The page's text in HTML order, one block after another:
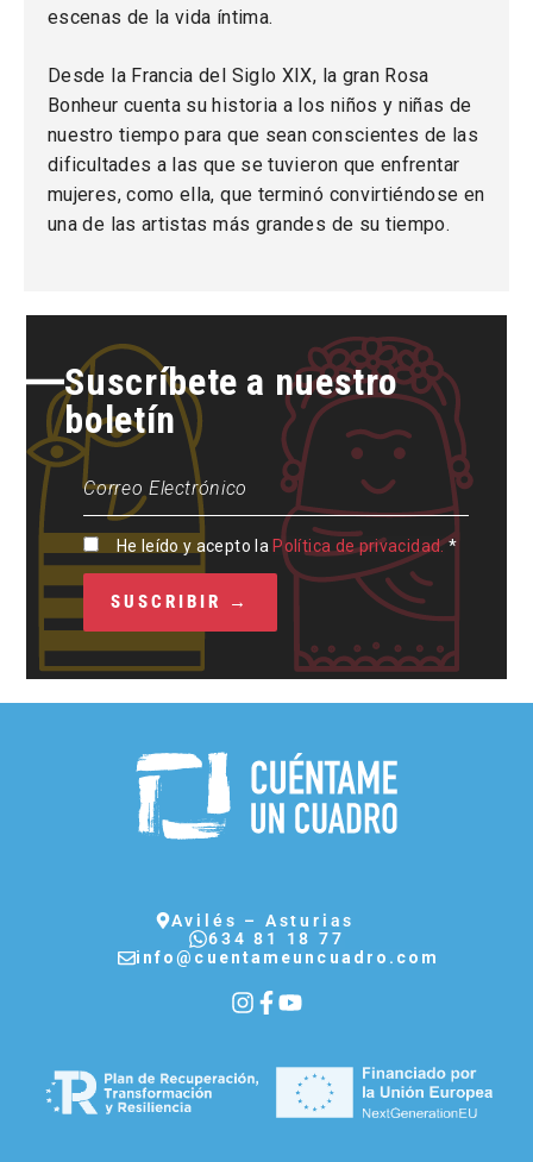
escenas de la vida íntima.
Desde la Francia del Siglo XIX, la gran Rosa
Bonheur cuenta su historia a los niños y niñas de
nuestro tiempo para que sean conscientes de las
dificultades a las que se tuvieron que enfrentar
mujeres, como ella, que terminó convirtiéndose en
una de las artistas más grandes de su tiempo.
Suscríbete a nuestro
boletín
He leído y acepto la Política de privacidad. *
Avilés – Asturias
634 81 18 77
info@cuentameuncuadro.com